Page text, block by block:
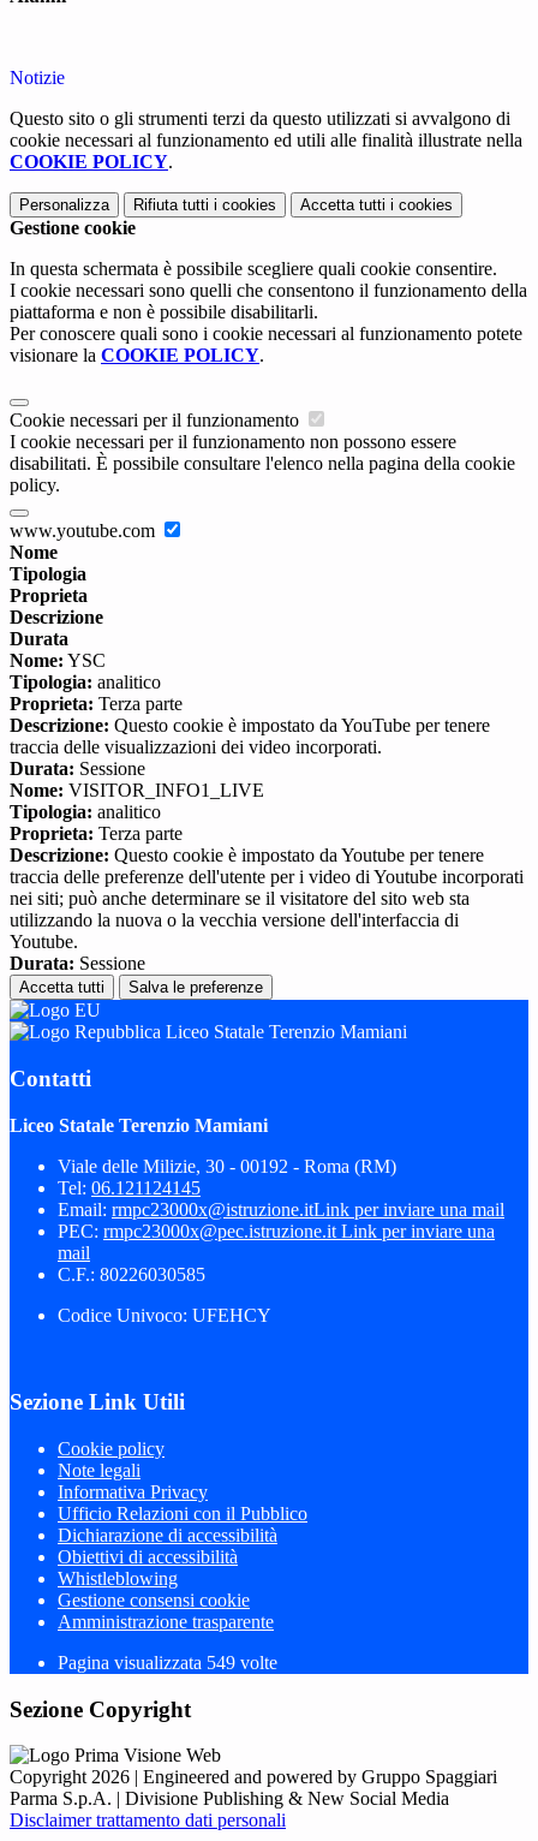
Notizie
Questo sito o gli strumenti terzi da questo utilizzati si avvalgono di
cookie necessari al funzionamento ed utili alle finalità illustrate nella
COOKIE POLICY.
Personalizza Rifiuta tutti i cookies Accetta tutti i cookies
Gestione cookie
In questa schermata è possibile scegliere quali cookie consentire.
I cookie necessari sono quelli che consentono il funzionamento della
piattaforma e non è possibile disabilitarli.
Per conoscere quali sono i cookie necessari al funzionamento potete
visionare la COOKIE POLICY.
Cookie necessari per il funzionamento
I cookie necessari per il funzionamento non possono essere
disabilitati. È possibile consultare l'elenco nella pagina della cookie
policy.
www.youtube.com
Nome
Tipologia
Proprieta
Descrizione
Durata
Nome: YSC
Tipologia: analitico
Proprieta: Terza parte
Descrizione: Questo cookie è impostato da YouTube per tenere
traccia delle visualizzazioni dei video incorporati.
Durata: Sessione
Nome: VISITOR_INFO1_LIVE
Tipologia: analitico
Proprieta: Terza parte
Descrizione: Questo cookie è impostato da Youtube per tenere
traccia delle preferenze dell'utente per i video di Youtube incorporati
nei siti; può anche determinare se il visitatore del sito web sta
utilizzando la nuova o la vecchia versione dell'interfaccia di
Youtube.
Durata: Sessione
Accetta tutti Salva le preferenze
Liceo Statale Terenzio Mamiani
Contatti
Liceo Statale Terenzio Mamiani
Viale delle Milizie, 30 - 00192 - Roma (RM)
Tel: 06.121124145
Email: rmpc23000x@istruzione.itLink per inviare una mail
PEC: rmpc23000x@pec.istruzione.it Link per inviare una
mail
C.F.: 80226030585
Codice Univoco: UFEHCY
Sezione Link Utili
Cookie policy
Note legali
Informativa Privacy
Ufficio Relazioni con il Pubblico
Dichiarazione di accessibilità
Obiettivi di accessibilità
Whistleblowing
Gestione consensi cookie
Amministrazione trasparente
Pagina visualizzata 549 volte
Sezione Copyright
Copyright 2026 | Engineered and powered by Gruppo Spaggiari
Parma S.p.A. | Divisione Publishing & New Social Media
Disclaimer trattamento dati personali